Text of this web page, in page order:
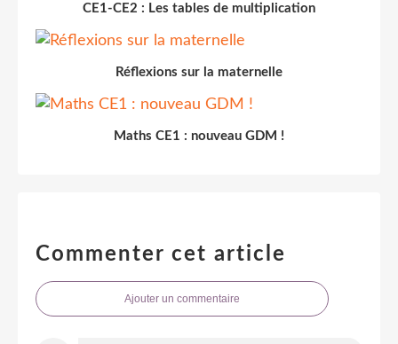
CE1-CE2 : Les tables de multiplication
Réflexions sur la maternelle
Maths CE1 : nouveau GDM !
Commenter cet article
Ajouter un commentaire